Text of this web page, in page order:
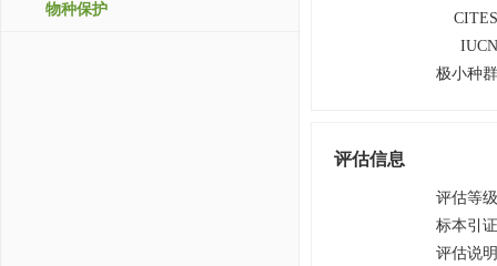
物种保护
极小种
评估信息
评估等
标本引
评估说